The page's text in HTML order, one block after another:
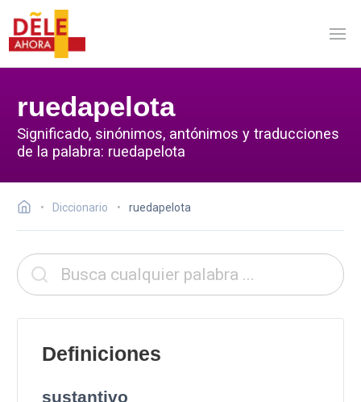
ruedapelota
Significado, sinónimos, antónimos y traducciones
de la palabra: ruedapelota
Diccionario ruedapelota
Definiciones
sustantivo